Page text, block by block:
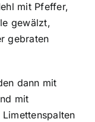
mit Pfeffer,
gewälzt,
gebraten
dann mit
mit